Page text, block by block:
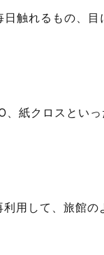
触れるもの、目
紙クロスとい
用して、旅館の